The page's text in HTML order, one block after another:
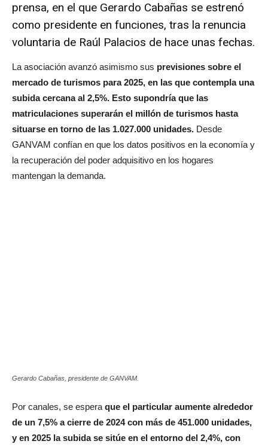
prensa, en el que Gerardo Cabañas se estrenó
como presidente en funciones, tras la renuncia
voluntaria de Raúl Palacios de hace unas fechas.
La asociación avanzó asimismo sus previsiones sobre el
mercado de turismos para 2025, en las que contempla una
subida cercana al 2,5%. Esto supondría que las
matriculaciones superarán el millón de turismos hasta
situarse en torno de las 1.027.000 unidades. Desde
GANVAM confían en que los datos positivos en la economía y
la recuperación del poder adquisitivo en los hogares
mantengan la demanda.
Gerardo Cabañas, presidente de GANVAM.
Por canales, se espera que el particular aumente alrededor
de un 7,5% a cierre de 2024 con más de 451.000 unidades,
y en 2025 la subida se sitúe en el entorno del 2,4%, con